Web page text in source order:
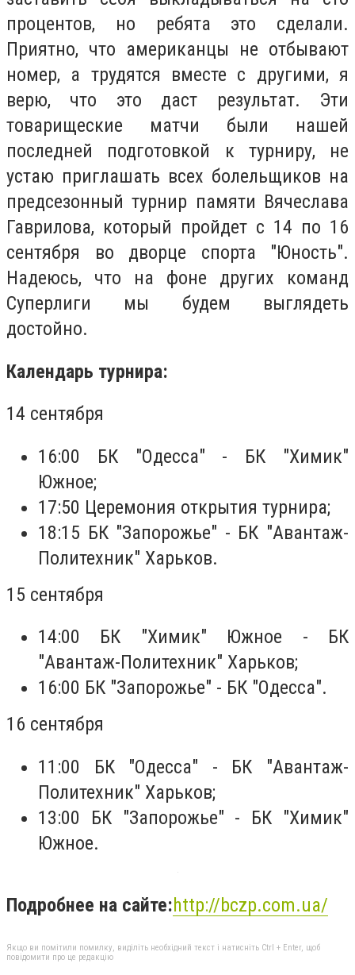
процентов, но ребята это сделали.
Приятно, что американцы не отбывают
номер, а трудятся вместе с другими, я
верю, что это даст результат. Эти
товарищеские матчи были нашей
последней подготовкой к турниру, не
устаю приглашать всех болельщиков на
предсезонный турнир памяти Вячеслава
Гаврилова, который пройдет с 14 по 16
сентября во дворце спорта "Юность".
Надеюсь, что на фоне других команд
Суперлиги мы будем выглядеть
достойно.
Календарь турнира:
14 сентября
16:00 БК "Одесса" - БК "Химик"
Южное;
17:50 Церемония открытия турнира;
18:15 БК "Запорожье" - БК "Авантаж-
Политехник" Харьков.
15 сентября
14:00 БК "Химик" Южное - БК
"Авантаж-Политехник" Харьков;
16:00 БК "Запорожье" - БК "Одесса".
16 сентября
11:00 БК "Одесса" - БК "Авантаж-
Политехник" Харьков;
13:00 БК "Запорожье" - БК "Химик"
Южное.
Подробнее на сайте:http://bczp.com.ua/
Якщо ви помітили помилку, виділіть необхідний текст і натисніть Ctrl + Enter, щоб
повідомити про це редакцію